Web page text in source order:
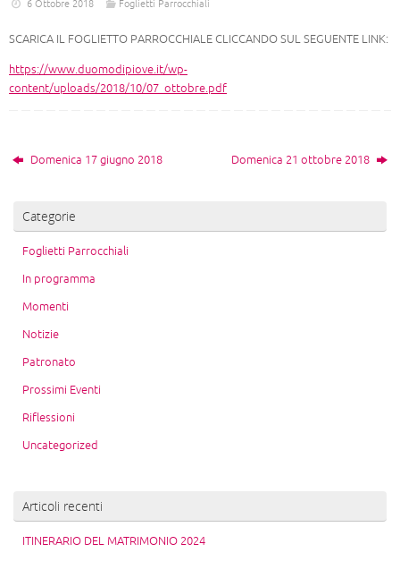
6 Ottobre 2018 Foglietti Parrocchiali
SCARICA IL FOGLIETTO PARROCCHIALE CLICCANDO SUL SEGUENTE LINK:
https://www.duomodipiove.it/wp-
content/uploads/2018/10/07_ottobre.pdf
Domenica 17 giugno 2018 Domenica 21 ottobre 2018
Categorie
Foglietti Parrocchiali
In programma
Momenti
Notizie
Patronato
Prossimi Eventi
Riflessioni
Uncategorized
Articoli recenti
ITINERARIO DEL MATRIMONIO 2024